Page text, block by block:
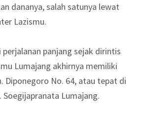
dananya, salah satunya lewat
Lazismu.
panjang sejak dirintis
Lumajang akhirnya memiliki
Diponegoro No. 64, atau tepat di
Soegijapranata Lumajang.